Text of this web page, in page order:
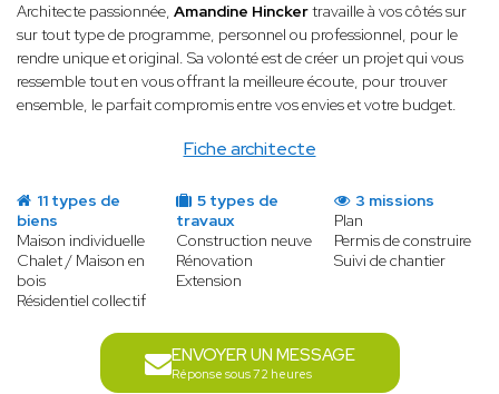
Fiche architecte
Architecte passionnée, Amandine Hinckertravaille à vos côtés sur
sur tout type de programme, personnel ou professionnel, pour le
rendre unique et original. Sa volonté est de créer un projet qui vous
ressemble tout en vous offrant la meilleure écoute, pour trouver
ensemble, le parfait compromis entre vos envies et votre budget.
11 types de
biens
Maison individuelle
Chalet / Maison en
bois
Résidentiel collectif
5 types de
travaux
Construction neuve
Rénovation
Extension
3 missions
Plan
Permis de construire
Suivi de chantier
ENVOYER UN MESSAGE
Réponse sous 72 heures